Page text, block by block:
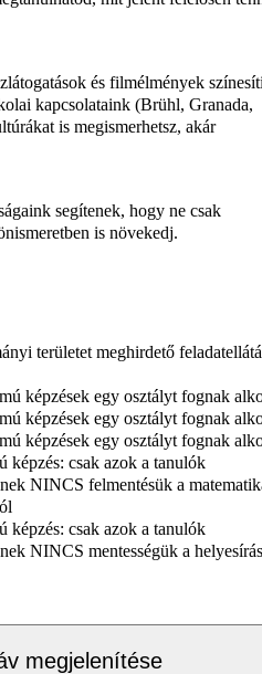
és filmélmények
kapcsolataink (Brühl, Granada,
is megismerhetsz, akár
segítenek, hogy ne csak
is növekedj.
területet meghirdető
képzések egy osztályt fognak
képzések egy osztályt fognak
képzések egy osztályt fognak
képzés: csak azok a tanulók
NINCS felmentésük a
képzés: csak azok a tanulók
NINCS mentességük a helyesírás
megjelenítése